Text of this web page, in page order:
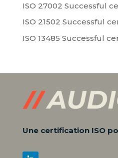
ISO 27002 Successful
ISO 21502 Successful
ISO 13485 Successful
Une certification ISO